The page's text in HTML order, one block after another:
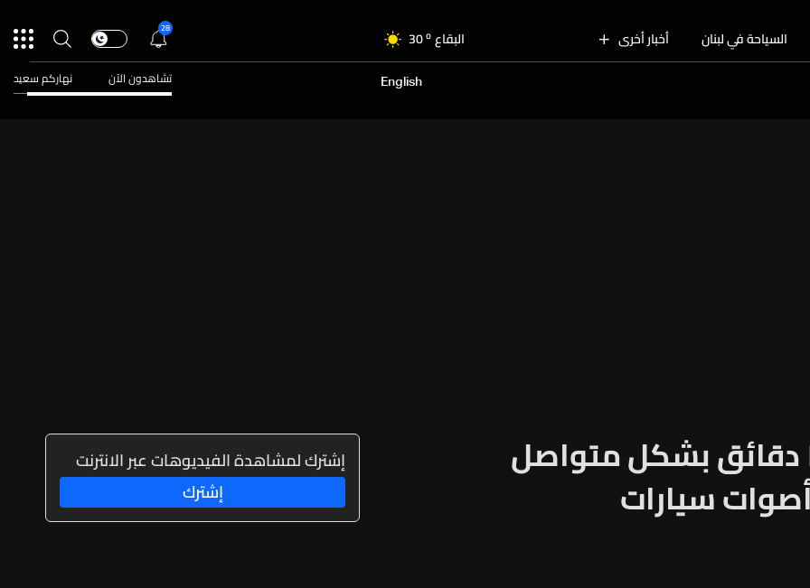
السياحة في لبنان أخبار أخرى البقاع 30o
الجنوب 28o
30
28
English تشاهدون الآن نهاركم سعيد
سماع إطلاق نار لمدة ١٠ دقائق بشكل متواصل
سيارات
إشترك لمشاهدة الفيديوهات عبر الانترنت
إشترك